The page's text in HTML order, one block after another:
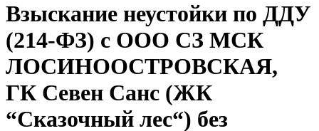
Взыскание неустойки по ДДУ
(214-ФЗ) с ООО СЗ МСК
ЛОСИНООСТРОВСКАЯ,
ГК Севен Санс (ЖК
“Сказочный лес“) без